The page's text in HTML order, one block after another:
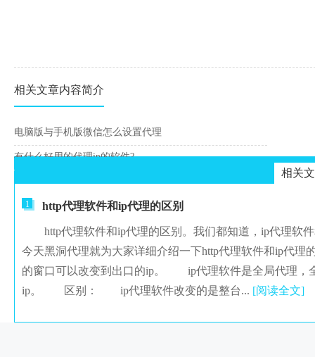
相关文章内容简介
电脑版与手机版微信怎么设置代理
有什么好用的代理ip的软件?
相关
1 http代理软件和ip代理的区别
http代理软件和ip代理的区别。我们都知道，ip代理软件
今天黑洞代理就为大家详细介绍一下http代理软件和ip代
的窗口可以改变到出口的ip。 ip代理软件是全局代理，
ip。 区别： ip代理软件改变的是整台... [阅读全文]